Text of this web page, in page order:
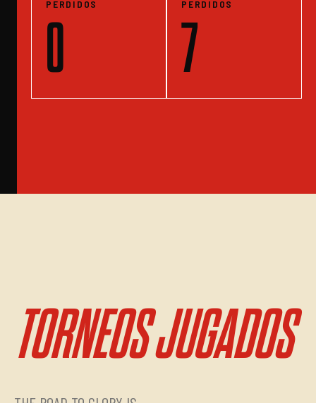
PERDIDOS
0
PERDIDOS
7
TORNEOS JUGADOS